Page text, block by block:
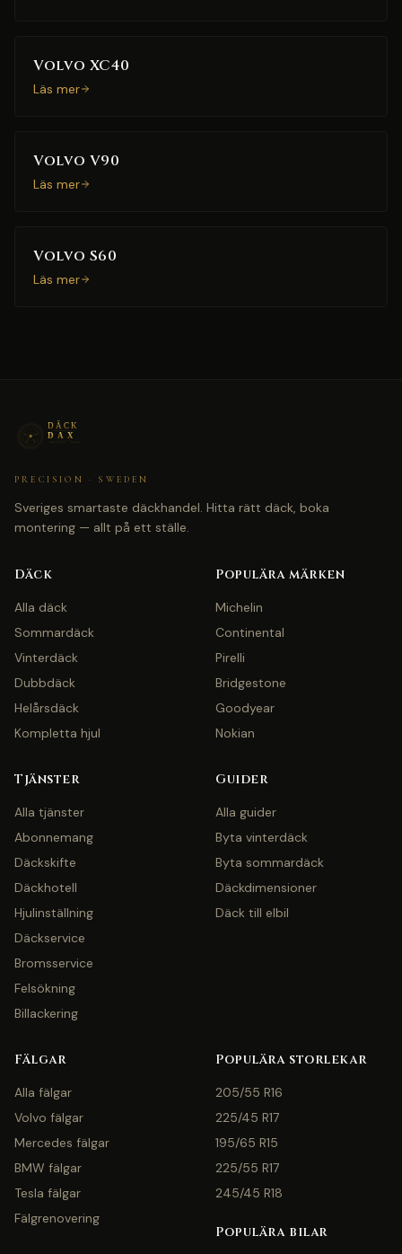
Volvo XC40
Läs mer
Volvo V90
Läs mer
Volvo S60
Läs mer
PRECISION · SWEDEN
Sveriges smartaste däckhandel. Hitta rätt däck, boka
montering — allt på ett ställe.
Däck
Alla däck
Sommardäck
Vinterdäck
Dubbdäck
Helårsdäck
Kompletta hjul
Populära märken
Michelin
Continental
Pirelli
Bridgestone
Goodyear
Nokian
Tjänster
Alla tjänster
Abonnemang
Däckskifte
Däckhotell
Hjulinställning
Däckservice
Bromsservice
Felsökning
Billackering
Guider
Alla guider
Byta vinterdäck
Byta sommardäck
Däckdimensioner
Däck till elbil
Fälgar
Alla fälgar
Volvo fälgar
Mercedes fälgar
BMW fälgar
Tesla fälgar
Fälgrenovering
Populära storlekar
205/55 R16
225/45 R17
195/65 R15
225/55 R17
245/45 R18
Populära bilar